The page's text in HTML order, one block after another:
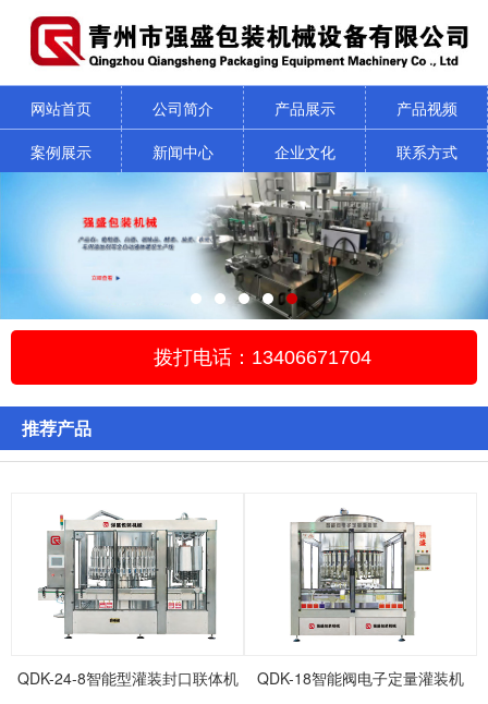
网站首页 公司简介 产品展示
产品视频
案例展示
新闻中心 企业文化 联系方式
拨打电话：13406671704
推荐产品
QDK-24-8智能型灌装封口联体机 QDK-18智能阀电子定量灌装机